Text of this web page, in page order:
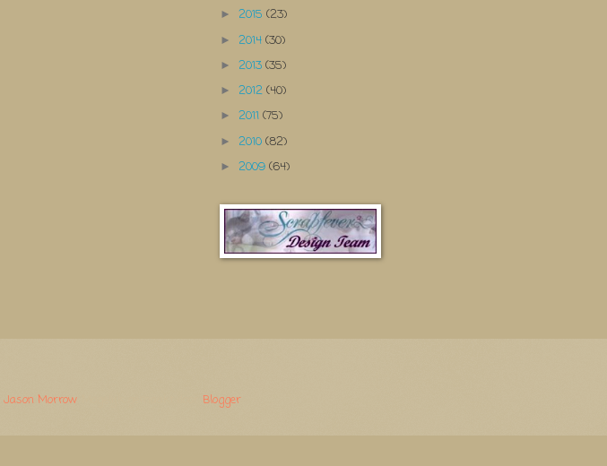
► 2015 (23)
► 2014 (30)
► 2013 (35)
► 2012 (40)
► 2011 (75)
► 2010 (82)
► 2009 (64)
Jason Morrow. Mogelijk gemaakt door Blogger.